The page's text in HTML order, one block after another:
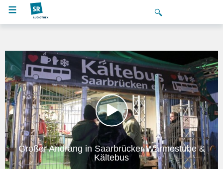
Großer Andrang in Saarbrücker Wärmestube &
Kältebus